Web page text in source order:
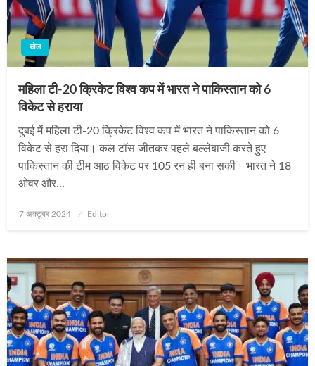
खेल
महिला टी-20 क्रिकेट विश्‍व कप में भारत ने पाकिस्तान को 6
विकेट से हराया
दुबई में महिला टी-20 क्रिकेट विश्‍व कप में भारत ने पाकिस्तान को 6
विकेट से हरा दिया। कल टॉस जीतकर पहले बल्‍लेबाजी करते हुए
पाकिस्‍तान की टीम आठ विकेट पर 105 रन ही बना सकी। भारत ने 18
ओवर और…
Posted
7 अक्टूबर 2024 Editor